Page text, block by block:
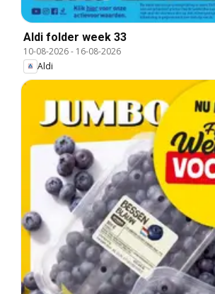
Aldi folder week 33
10-08-2026- 16-08-2026
Aldi